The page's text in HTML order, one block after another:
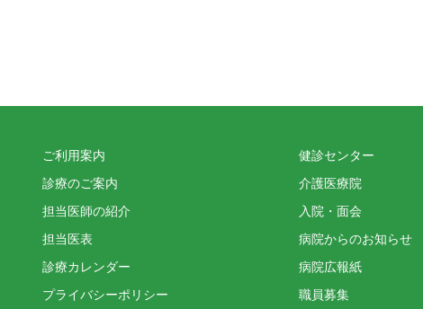
ご利用案内
診療のご案内
担当医師の紹介
担当医表
診療カレンダー
プライバシーポリシー
健診センター
介護医療院
入院・面会
病院からのお知らせ
病院広報紙
職員募集